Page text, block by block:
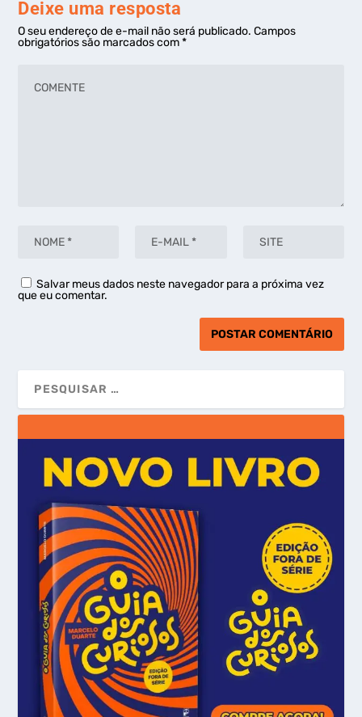
Deixe uma resposta
O seu endereço de e-mail não será publicado. Campos
obrigatórios são marcados com*
Salvar meus dados neste navegador para a próxima vez
que eu comentar.